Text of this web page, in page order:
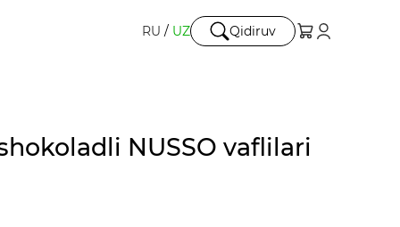
RU / UZ Qidiruv
NUSSO vaflilari